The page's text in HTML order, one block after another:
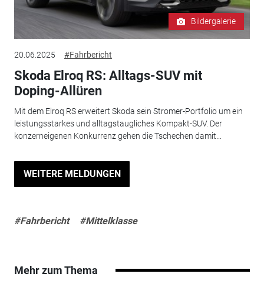
Bildergalerie
20.06.2025 #Fahrbericht
Skoda Elroq RS: Alltags-SUV mit
Doping-Allüren
Mit dem Elroq RS erweitert Skoda sein Stromer-Portfolio um ein
leistungsstarkes und alltagstaugliches Kompakt-SUV. Der
konzerneigenen Konkurrenz gehen die Tschechen damit...
WEITERE MELDUNGEN
#Fahrbericht #Mittelklasse
Mehr zum Thema